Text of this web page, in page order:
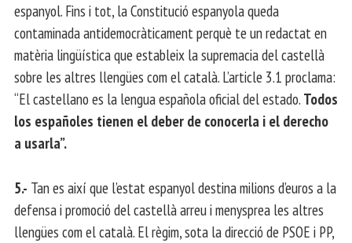
espanyol. Fins i tot, la Constitució espanyola queda
contaminada antidemocràticament perquè te un redactat en
matèria lingüística que estableix la supremacia del castellà
sobre les altres llengües com el català. L’article 3.1 proclama:
“El castellano es la lengua española oficial del estado. Todos
los españoles tienen el deber de conocerla i el derecho
a usarla”.
5.- Tan es així que l’estat espanyol destina milions d’euros a la
defensa i promoció del castellà arreu i menysprea les altres
llengües com el català. El règim, sota la direcció de PSOE i PP,